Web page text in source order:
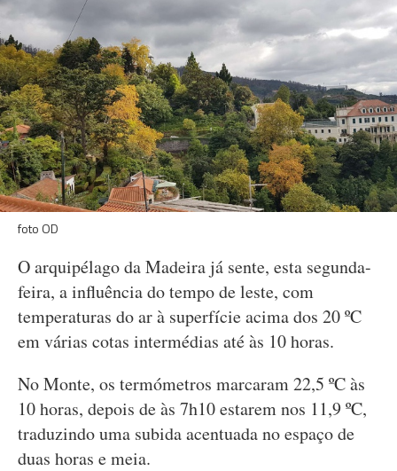
foto OD
O arquipélago da Madeira já sente, esta segunda-
feira, a influência do tempo de leste, com
temperaturas do ar à superfície acima dos 20 ºC
em várias cotas intermédias até às 10 horas.
No Monte, os termómetros marcaram 22,5 ºC às
10 horas, depois de às 7h10 estarem nos 11,9 ºC,
traduzindo uma subida acentuada no espaço de
duas horas e meia.